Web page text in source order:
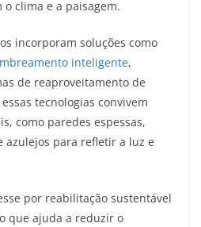
clima e a paisagem.​
incorporam soluções como
inteligente,
de reaproveitamento de
tecnologias convivem
como paredes espessas,
azulejos para refletir a luz e
por reabilitação sustentável
que ajuda a reduzir o